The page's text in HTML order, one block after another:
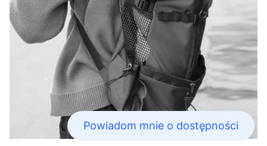
Powiadom mnie o dostępności